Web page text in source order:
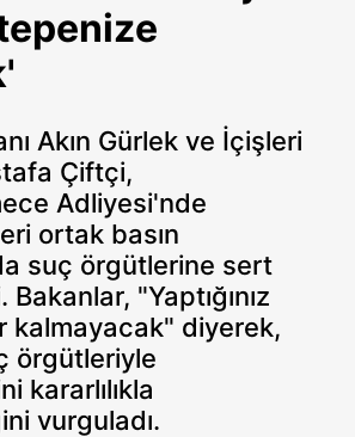
Akın Gürlek ve İçişleri
Çiftçi,
Adliyesi'nde
ortak basın
suç örgütlerine sert
"Yaptığınız
kalmayacak" diyerek,
örgütleriyle
kararlılıkla
vurguladı.